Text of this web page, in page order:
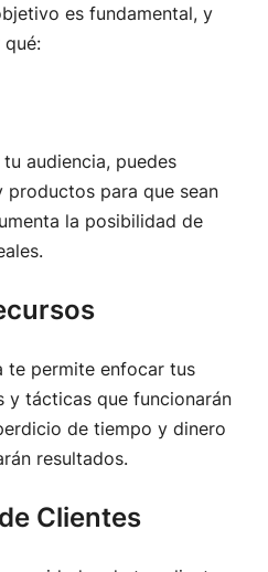
es fundamental, y
audiencia, puedes
productos para que sean
la posibilidad de
te permite enfocar tus
y tácticas que funcionarán
de tiempo y dinero
resultados.
Clientes